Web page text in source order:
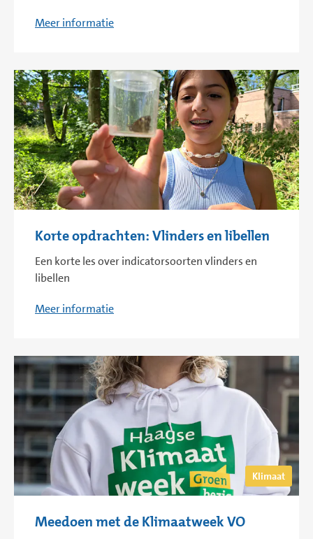
Meer informatie
Korte opdrachten: Vlinders en libellen
Een korte les over indicatorsoorten vlinders en
libellen
Meer informatie
Klimaat
Meedoen met de Klimaatweek VO